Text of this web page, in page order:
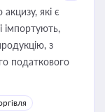
які є
імпортують,
з
податкового